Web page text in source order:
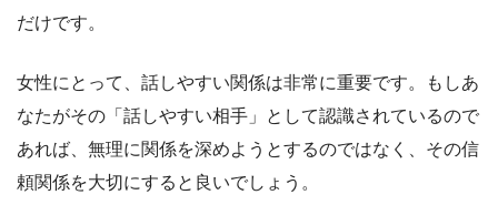
だけです。
女性にとって、話しやすい関係は非常に重要です。もしあ
なたがその「話しやすい相手」として認識されているので
あれば、無理に関係を深めようとするのではなく、その信
頼関係を大切にすると良いでしょう。